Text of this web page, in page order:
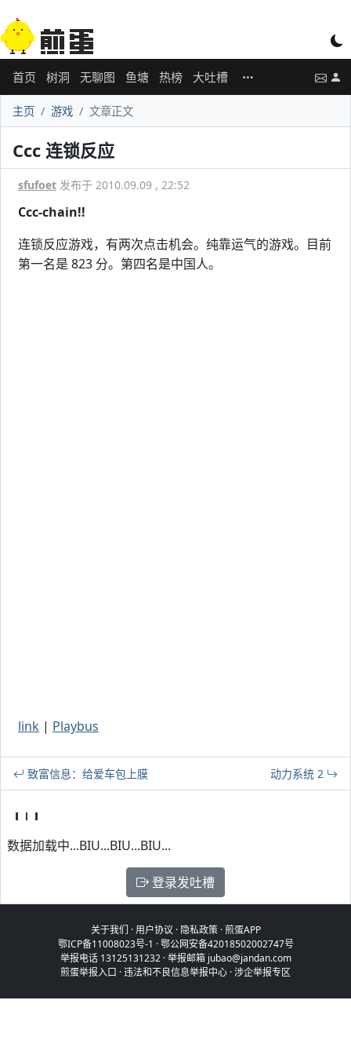
首页 树洞 无聊图 鱼塘 热榜 大吐槽
主页 游戏 文章正文
Ccc 连锁反应
sfufoet 发布于 2010.09.09 , 22:52
Ccc-chain!!
连锁反应游戏，有两次点击机会。纯靠运气的游戏。目前
第一名是 823 分。第四名是中国人。
link | Playbus
致富信息：给爱车包上膜 动力系统 2
数据加载中...BIU...BIU...BIU...
登录发吐槽
关于我们 ·用户协议 · 隐私政策·煎蛋APP
鄂ICP备11008023号-1 ·鄂公网安备42018502002747号
举报电话 13125131232 · 举报邮箱 jubao@jandan.com
煎蛋举报入口 ·违法和不良信息举报中心 ·涉企举报专区